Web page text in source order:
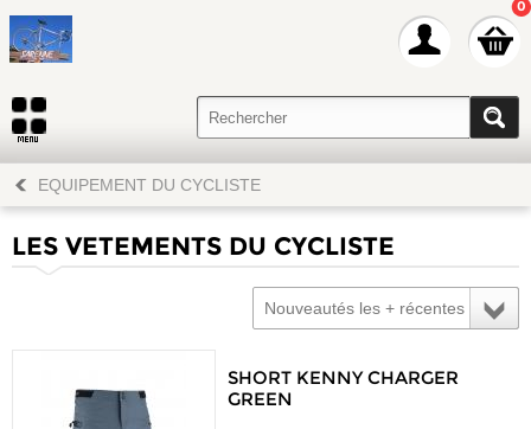
0
EQUIPEMENT DU CYCLISTE
LES VETEMENTS DU CYCLISTE
Nouveautés les + récentes
SHORT KENNY CHARGER
GREEN